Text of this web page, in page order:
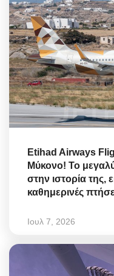
Etihad Airways
Μύκονο! Το
στην ιστορία της,
καθημερινές
Ιουλ 7, 2026